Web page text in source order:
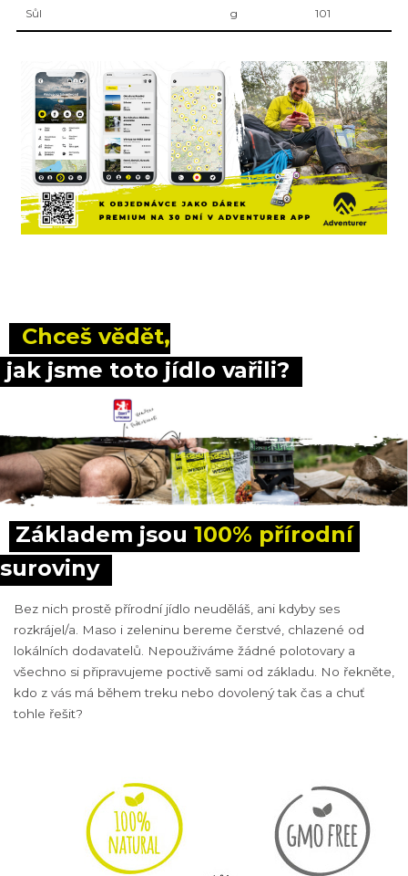
Sůl g 101
Chceš vědět,
jak jsme toto jídlo vařili?
Základem jsou 100% přírodní
suroviny
Bez nich prostě přírodní jídlo neuděláš, ani kdyby ses
rozkrájel/a. Maso i zeleninu bereme čerstvé, chlazené od
lokálních dodavatelů. Nepouživáme žádné polotovary a
všechno si připravujeme poctivě sami od základu. No řekněte,
kdo z vás má během treku nebo dovolený tak čas a chuť
tohle řešit?